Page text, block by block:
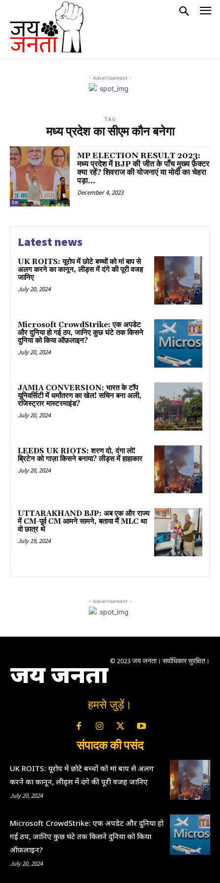
- Advertisement -
TAG
मध्य प्रदेश का सीएम कौन बनेगा
देश
MP ELECTION RESULT 2023:
मध्य प्रदेश में BJP की जीत के पाँच मुख्य फ़ैक्टर
क्या रहें? शिवराज की योजनाएं या मोदी का चेहरा
पड़ा...
December 4, 2023
Latest news
UK ROITS: यूरोप में छोटे बच्चों को मां बाप से
अलग करने का कानून, लीड्स में दंगे की पूरी वजह
जानिए
July 20, 2024
Microsoft CrowdStrike: एक अपडेट
और दुनिया हो गई ठप, जानिए कुछ घंटे तक किसने
दुनिया को किया ऑफ़लाइन?
July 20, 2024
JAMIA CONVERSION: भारत के टॉप
यूनिवर्सिटी में धर्मांतरण का खेल! सचिन बना अली,
रजिस्ट्रार मास्टरमाइंड?
July 20, 2024
LEEDS UK RIOTS: शरण दो, दंगा लो!
ब्रिटेन को गाज़ा किसने बनाया? लीड्स में हाहाकार
July 20, 2024
UTTARAKHAND BJP: अब एक और राज्य
में CM-पूर्व CM आमने सामने, बताया मैं MLC था
वो छात्र थे
July 19, 2024
- Advertisement -
जय जनता © 2023 जय जनता। सर्वाधिकार सुरक्षित।
हमसे जुड़ें।
संपादक की पसंद
UK ROITS: यूरोप में छोटे बच्चों को मां बाप से अलग
करने का कानून, लीड्स में दंगे की पूरी वजह जानिए
July 20, 2024
Microsoft CrowdStrike: एक अपडेट और दुनिया हो
गई ठप, जानिए कुछ घंटे तक किसने दुनिया को किया
ऑफ़लाइन?
July 20, 2024